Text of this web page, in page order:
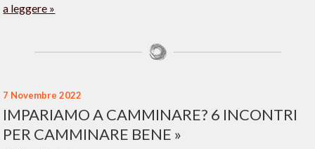
a leggere
7 Novembre 2022
IMPARIAMO A CAMMINARE? 6 INCONTRI
PER CAMMINARE BENE